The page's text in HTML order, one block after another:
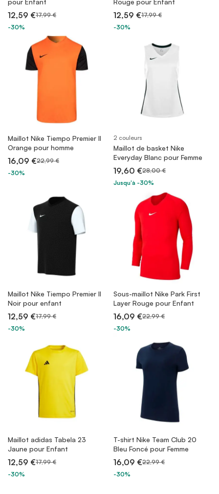
pour Enfant
12,59 €17,99 €
-30%
Rouge pour Enfant
12,59 €17,99 €
-30%
Maillot Nike Tiempo Premier II
Orange pour homme
16,09 €22,99 €
-30%
2 couleurs
Maillot de basket Nike
Everyday Blanc pour Femme
19,60 €28,00 €
Jusqu'à -30%
Maillot Nike Tiempo Premier II
Noir pour enfant
12,59 €17,99 €
-30%
Sous-maillot Nike Park First
Layer Rouge pour Enfant
16,09 €22,99 €
-30%
Maillot adidas Tabela 23
Jaune pour Enfant
12,59 €17,99 €
-30%
T-shirt Nike Team Club 20
Bleu Foncé pour Femme
16,09 €22,99 €
-30%